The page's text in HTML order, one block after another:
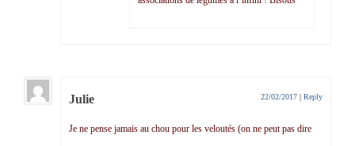
Julie 22/02/2017 | Reply
Je ne pense jamais au chou pour les veloutés (on ne peut pas dire